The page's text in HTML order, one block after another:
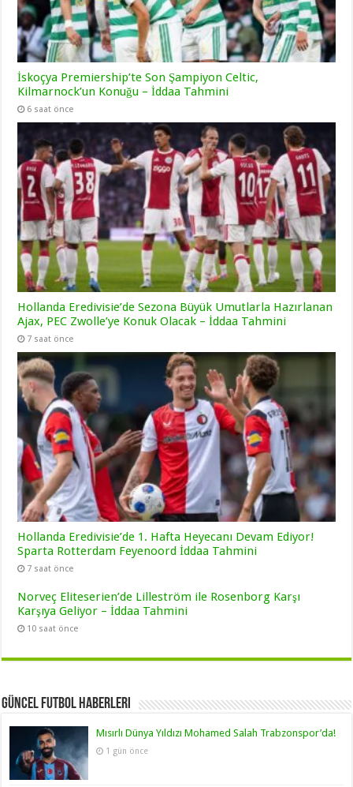
İskoçya Premiership’te Son Şampiyon Celtic,
Kilmarnock’un Konuğu – İddaa Tahmini
6 saat önce
Hollanda Eredivisie’de Sezona Büyük Umutlarla Hazırlanan
Ajax, PEC Zwolle’ye Konuk Olacak – İddaa Tahmini
7 saat önce
Hollanda Eredivisie’de 1. Hafta Heyecanı Devam Ediyor!
Sparta Rotterdam Feyenoord İddaa Tahmini
7 saat önce
Norveç Eliteserien’de Lilleström ile Rosenborg Karşı
Karşıya Geliyor – İddaa Tahmini
10 saat önce
Güncel Futbol Haberleri
Mısırlı Dünya Yıldızı Mohamed Salah Trabzonspor’da!
1 gün önce